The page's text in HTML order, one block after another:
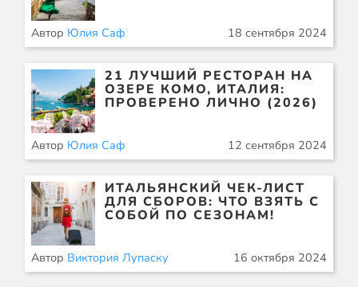
Автор Юлия Саф 18 сентября 2024
21 ЛУЧШИЙ РЕСТОРАН НА
ОЗЕРЕ КОМО, ИТАЛИЯ:
ПРОВЕРЕНО ЛИЧНО (2026)
Автор Юлия Саф 12 сентября 2024
ИТАЛЬЯНСКИЙ ЧЕК-ЛИСТ
ДЛЯ СБОРОВ: ЧТО ВЗЯТЬ С
СОБОЙ ПО СЕЗОНАМ!
Автор Виктория Лупаску 16 октября 2024